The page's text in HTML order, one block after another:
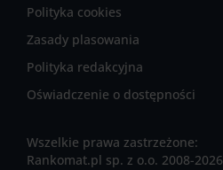
Polityka cookies
Zasady plasowania
Polityka redakcyjna
Oświadczenie o dostępności
Wszelkie prawa zastrzeżone:
Rankomat.pl sp. z o.o. 2008-2026